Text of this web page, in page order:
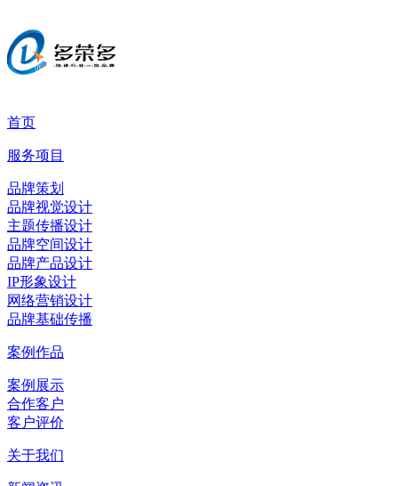
首页
服务项目
品牌策划
品牌视觉设计
主题传播设计
品牌空间设计
品牌产品设计
IP形象设计
网络营销设计
品牌基础传播
案例作品
案例展示
合作客户
客户评价
关于我们